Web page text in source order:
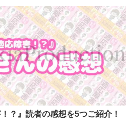
？』読者の感想を5つご紹介！